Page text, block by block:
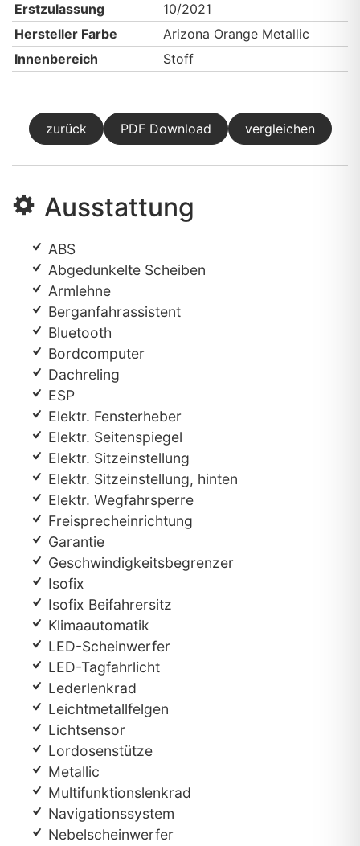
Erstzulassung
10/2021
Hersteller Farbe
Arizona Orange Metallic
Innenbereich
Stoff
zurück PDF Download vergleichen
Ausstattung
ABS
Abgedunkelte Scheiben
Armlehne
Berganfahrassistent
Bluetooth
Bordcomputer
Dachreling
ESP
Elektr. Fensterheber
Elektr. Seitenspiegel
Elektr. Sitzeinstellung
Elektr. Sitzeinstellung, hinten
Elektr. Wegfahrsperre
Freisprecheinrichtung
Garantie
Geschwindigkeitsbegrenzer
Isofix
Isofix Beifahrersitz
Klimaautomatik
LED-Scheinwerfer
LED-Tagfahrlicht
Lederlenkrad
Leichtmetallfelgen
Lichtsensor
Lordosenstütze
Metallic
Multifunktionslenkrad
Navigationssystem
Nebelscheinwerfer